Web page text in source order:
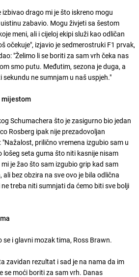
drago mi je što iskreno mogu
zabavio. Mogu živjeti sa šestom
meni, ali i cijeloj ekipi služi kao odličan
očekuje", izjavio je sedmerostruki F1 prvak,
"Želimo li se boriti za sam vrh čeka nas
smo putu. Međutim, sezona je duga, a
ne sumnjam u naš uspjeh."
mijestom
Schumachera što je zasigurno bio jedan
Rosberg ipak nije prezadovoljan
prilično vremena izgubio sam u
seta guma što niti kasnije nisam
je žao što sam izgubio grip kad sam
bez obzira na sve ovo je bila odlična
treba niti sumnjati da ćemo biti sve bolji
i glavni mozak tima, Ross Brawn.
zavidan rezultat i sad je na nama da im
se moći boriti za sam vrh. Danas